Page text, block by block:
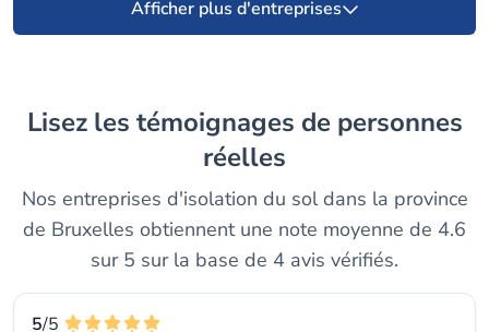
Afficher plus d'entreprises
Lisez les témoignages de personnes
réelles
Nos entreprises d'isolation du sol dans la province
de Bruxelles obtiennent une note moyenne de 4.6
sur 5 sur la base de 4 avis vérifiés.
5/5